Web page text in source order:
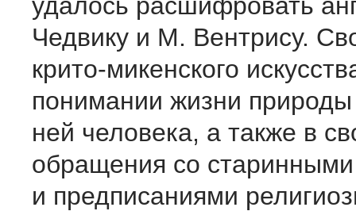
Чедвику и М. Вентрису.
крито-микенского
понимании жизни
ней человека, а также в
обращения со
и предписаниями